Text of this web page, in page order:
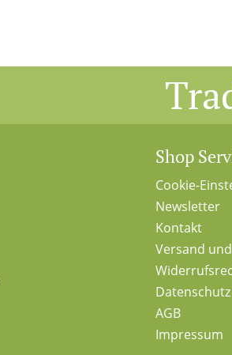
Shop
Cookie-
Newsletter
Kontakt
Versand
Datenschutz
AGB
Impressum